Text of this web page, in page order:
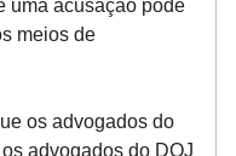
uma acusação pode
meios de
os advogados do
advogados do DOJ